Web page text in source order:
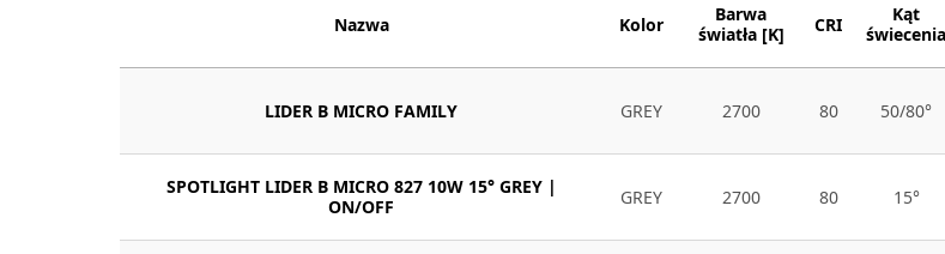
Nazwa Kolor
Barwa
światła [K]
CRI
Kąt
świecenia
LIDER B MICRO FAMILY GREY 2700 80 50/80°
SPOTLIGHT LIDER B MICRO 827 10W 15° GREY |
ON/OFF
GREY 2700 80 15°